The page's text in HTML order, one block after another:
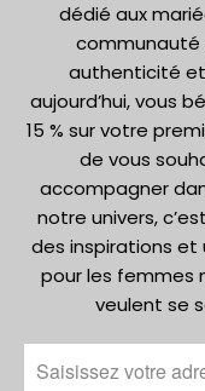
dédié aux
communauté
authenticité et
aujourd’hui, vous
15 % sur votre
de vous
accompagner
notre univers,
des inspirations et
pour les femmes
veulent se